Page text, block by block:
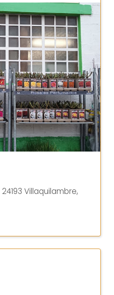
Villaquilambre,